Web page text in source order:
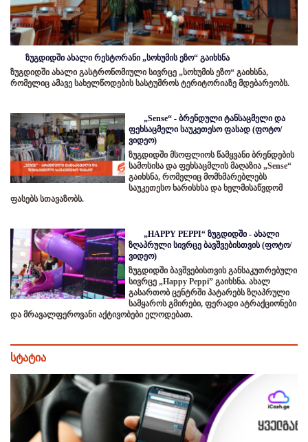
ზუგდიდში ახალი რესტორანი „სოხუმის ეზო“ გაიხსნა
ზუგდიდში ახალი გასტრონომიული სივრცე „სოხუმის ეზო“ გაიხსნა,
რომელიც ამავე სახელწოდების სასტუმროს ტერიტორიაზე მდებარეობს.
„Sense“ - ბრენდული ტანსაცმელი და
ფეხსაცმელი საუკეთესო ფასად (ფოტო/
ვიდეო)
ზუგდიდში მსოფლიოს წამყვანი ბრენდების
სამოსისა და ფეხსაცმლის მაღაზია „Sense“
გაიხსნა, რომელიც მომხმარებლებს
საუკეთესო ხარისხსა და ხელმისაწვდომ
ფასებს სთავაზობს.
„HAPPY PEPPI“ ზუგდიდში - ახალი
ზღაპრული სივრცე ბავშვებისთვის (ფოტო/
ვიდეო)
ზუგდიდში ბავშვებისთვის განსაკუთრებული
სივრცე „Happy Peppi” გაიხსნა. ახალ
გასართობ ცენტრში პატარებს ზღაპრული
სამყაროს გმირები, ფერადი ატრაქციონები
და მრავალფეროვანი აქტივობები ელოდებათ.
სტატია